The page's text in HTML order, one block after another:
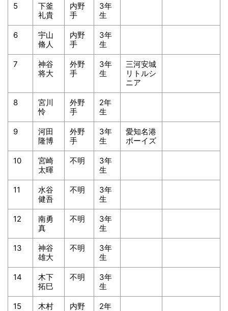
5
下釜
礼貴
内野
手
3年
生
6
宇山
脩人
内野
手
3年
生
7
神谷
将大
外野
手
3年
生
三河安城
リトルシ
ニア
8
宮川
怜
外野
手
2年
生
9
河田
隆博
外野
手
3年
生
愛知名港
ボーイズ
10
宮崎
太暉
不明
3年
生
11
水谷
健吾
不明
3年
生
12
南勇
真
不明
3年
生
13
神谷
雄大
不明
3年
生
14
木下
拓巳
不明
3年
生
15
木村
内野
2年